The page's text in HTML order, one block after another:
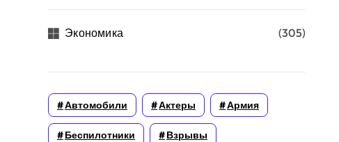
Экономика (305)
Автомобили Актеры Армия
Беспилотники Взрывы